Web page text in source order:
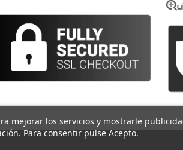
mejorar los servicios y mostrarle
Para consentir pulse Acepto.